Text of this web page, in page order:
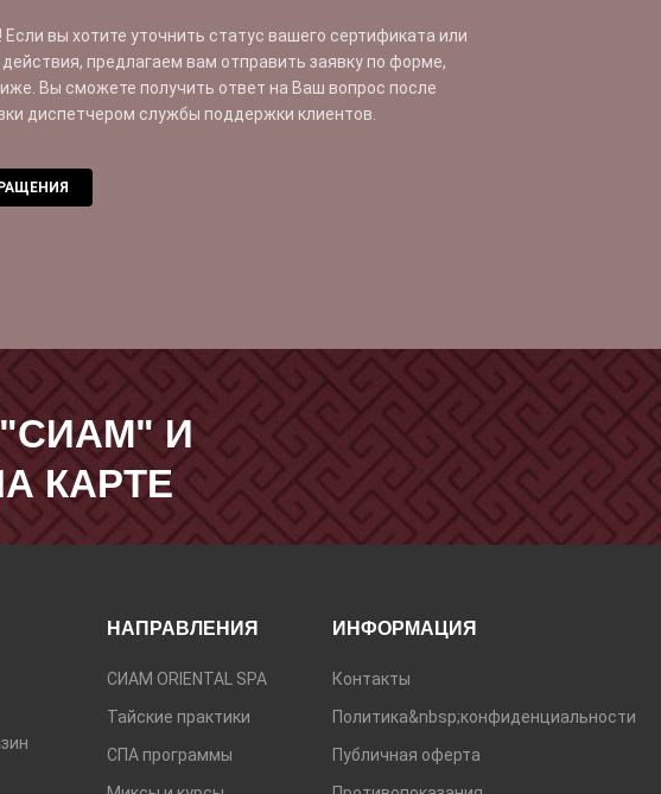
Если вы хотите уточнить статус вашего сертификата или
предлагаем вам отправить заявку по форме,
Вы сможете получить ответ на Ваш вопрос после
диспетчером службы поддержки клиентов.
И
КАРТЕ
НАПРАВЛЕНИЯ
СИАМ ORIENTAL SPA
Тайские практики
СПА программы
ИНФОРМАЦИЯ
Контакты
Политика&nbsp;конфиденциальности
Публичная оферта